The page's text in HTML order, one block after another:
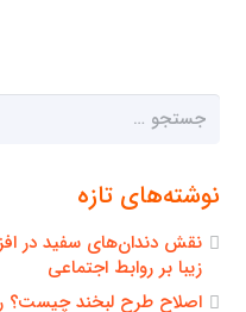
جستجو
نوشته‌های تازه
نقش دندان‌های سفید در
زیبا بر روابط اجتماعی
اصلاح طرح لبخند چیست؟